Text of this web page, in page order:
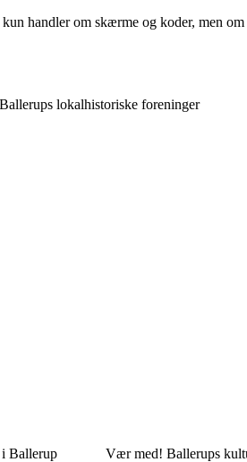
handler om skærme og koder, men
lokalhistoriske foreninger
i Ballerup Vær med! Ballerups